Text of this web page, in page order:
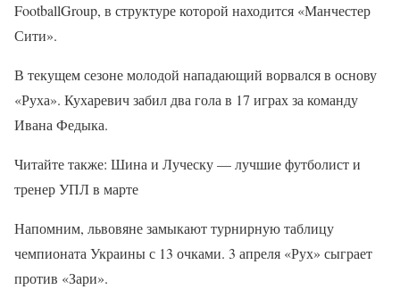
FootballGroup, в структуре которой находится «Манчестер
Сити».
В текущем сезоне молодой нападающий ворвался в основу
«Руха». Кухаревич забил два гола в 17 играх за команду
Ивана Федыка.
Читайте также: Шина и Луческу — лучшие футболист и
тренер УПЛ в марте
Напомним, львовяне замыкают турнирную таблицу
чемпионата Украины с 13 очками. 3 апреля «Рух» сыграет
против «Зари».